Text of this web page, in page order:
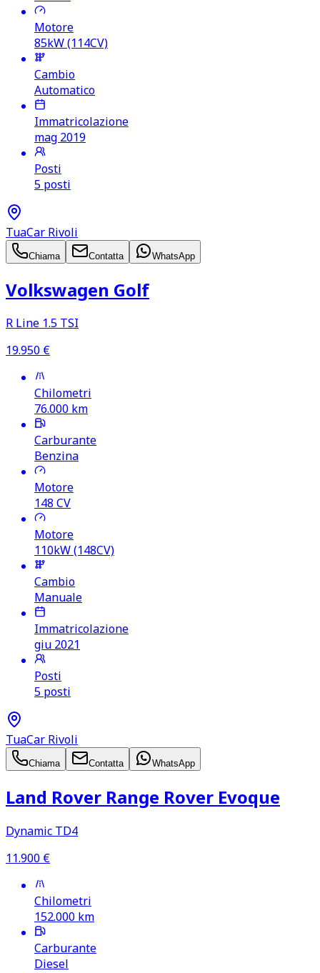
Motore
85kW (114CV)
Cambio
Automatico
Immatricolazione
mag 2019
Posti
5 posti
TuaCar Rivoli
Chiama Contatta WhatsApp
Volkswagen Golf
R Line 1.5 TSI
19.950 €
Chilometri
76.000 km
Carburante
Benzina
Motore
148 CV
Motore
110kW (148CV)
Cambio
Manuale
Immatricolazione
giu 2021
Posti
5 posti
TuaCar Rivoli
Chiama Contatta WhatsApp
Land Rover Range Rover Evoque
Dynamic TD4
11.900 €
Chilometri
152.000 km
Carburante
Diesel